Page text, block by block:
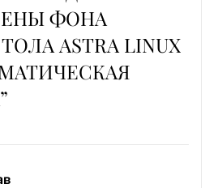
ФОНА
ASTRA LINUX
”